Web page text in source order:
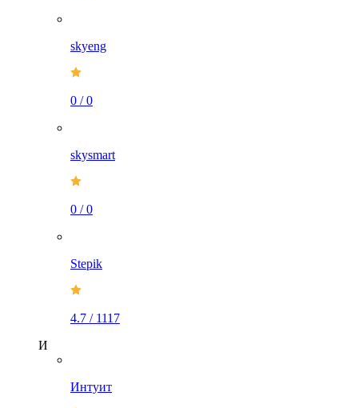
skyeng
0 /0
skysmart
0 /0
Stepik
4.7 / 1117
И
Интуит